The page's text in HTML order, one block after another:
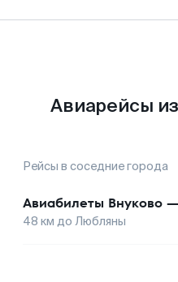
Авиарейсы
Рейсы в соседние города
Авиабилеты Внуково
48 км до Любляны